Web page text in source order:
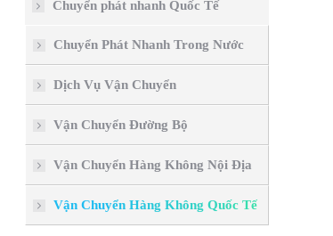
window
new
window
new
windowwindow
Chuyển phát nhanh Quốc Tế
Chuyển Phát Nhanh Trong Nước
Dịch Vụ Vận Chuyển
Vận Chuyển Đường Bộ
Vận Chuyển Hàng Không Nội Địa
Vận Chuyển Hàng Không Quốc Tế